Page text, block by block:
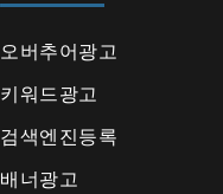
오버추어광고
키워드광고
검색엔진등록
배너광고